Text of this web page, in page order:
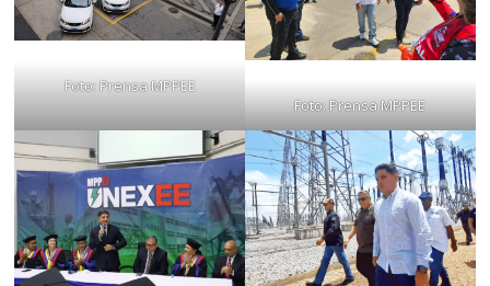
Foto: Prensa MPPEE
Foto: Prensa MPPEE